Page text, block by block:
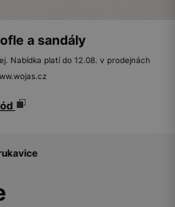
a sandály
Nabídka platí do 12.08. v prodejnách